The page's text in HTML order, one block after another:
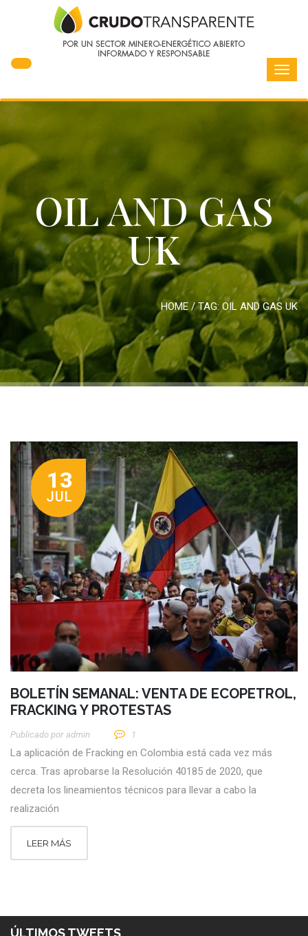
OIL AND GAS
UK
HOME / TAG: OIL AND GAS UK
13
JUL
BOLETÍN SEMANAL: VENTA DE ECOPETROL,
FRACKING Y PROTESTAS
Publicado por Admin 1
La aplicación de Fracking en Colombia está cada vez más
cerca. Tras aprobarse la Resolución 40185 de 2020, que
decreta los lineamientos técnicos para llevar a cabo la
realización
LEER MÁS